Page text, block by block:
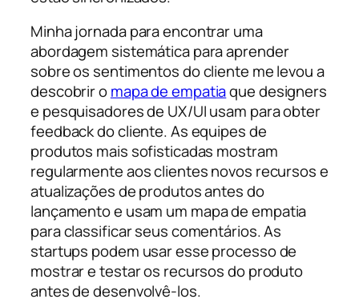
Minha jornada para encontrar uma
abordagem sistemática para aprender
sobre os sentimentos do cliente me levou a
descobrir omapa de empatiaque designers
e pesquisadores de UX/UI usam para obter
feedback do cliente. As equipes de
produtos mais sofisticadas mostram
regularmente aos clientes novos recursos e
atualizações de produtos antes do
lançamento e usam um mapa de empatia
para classificar seus comentários. As
startups podem usar esse processo de
mostrar e testar os recursos do produto
antes de desenvolvê-los.